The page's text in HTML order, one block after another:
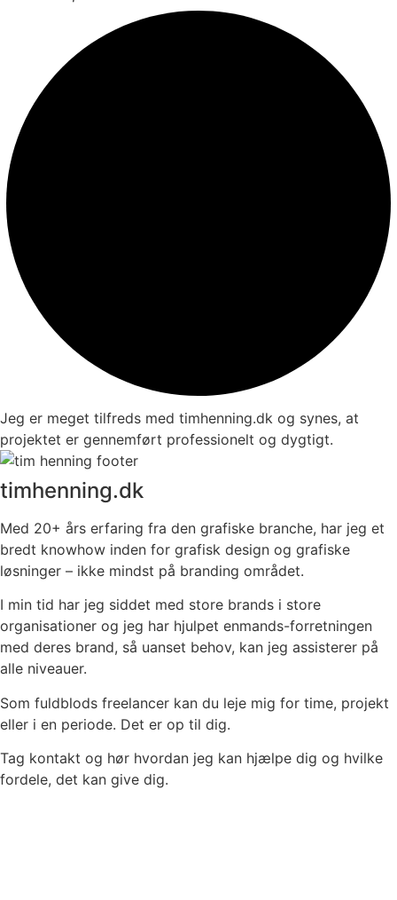
Jeg er meget tilfreds med timhenning.dk og synes, at
projektet er gennemført professionelt og dygtigt.
timhenning.dk
Med 20+ års erfaring fra den grafiske branche, har jeg et
bredt knowhow inden for grafisk design og grafiske
løsninger – ikke mindst på branding området.
I min tid har jeg siddet med store brands i store
organisationer og jeg har hjulpet enmands-forretningen
med deres brand, så uanset behov, kan jeg assisterer på
alle niveauer.
Som fuldblods freelancer kan du leje mig for time, projekt
eller i en periode. Det er op til dig.
Tag kontakt og hør hvordan jeg kan hjælpe dig og hvilke
fordele, det kan give dig.